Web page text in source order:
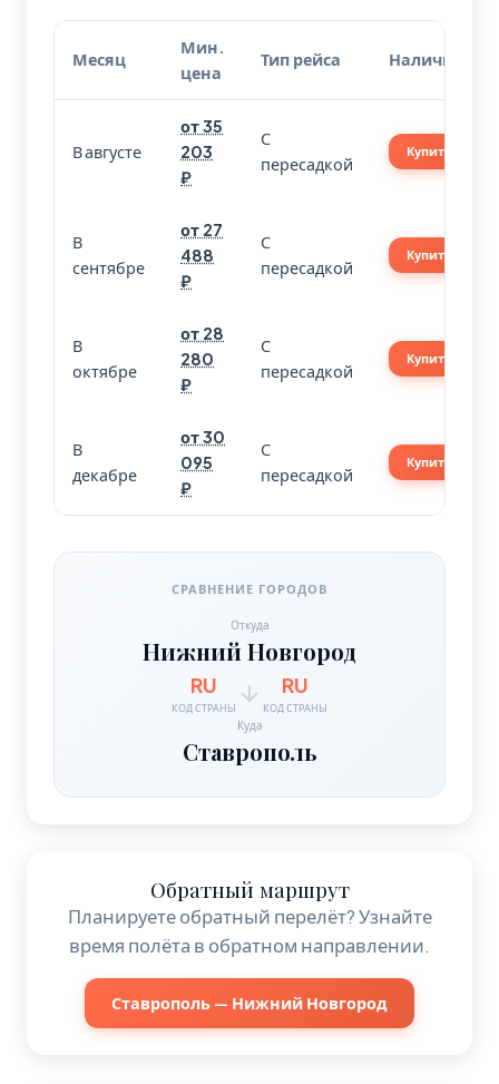
Месяц
Мин.
цена
Тип рейса Наличие
В августе
от 35
203
₽
С
пересадкой
Купить
В
сентябре
от 27
488
₽
С
пересадкой
Купить
В
октябре
от 28
280
₽
С
пересадкой
Купить
В
декабре
от 30
095
₽
С
пересадкой
Купить
СРАВНЕНИЕ ГОРОДОВ
Откуда
Нижний Новгород
RU
КОД СТРАНЫ
RU
КОД СТРАНЫ
Куда
Ставрополь
Обратный маршрут
Планируете обратный перелёт? Узнайте
время полёта в обратном направлении.
Ставрополь — Нижний Новгород